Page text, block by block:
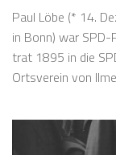
Paul Löbe (* 14.
in Bonn) war
trat 1895 in die
Ortsverein von